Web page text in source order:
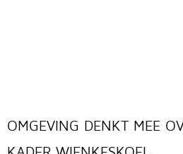
OMGEVING DENKT MEE